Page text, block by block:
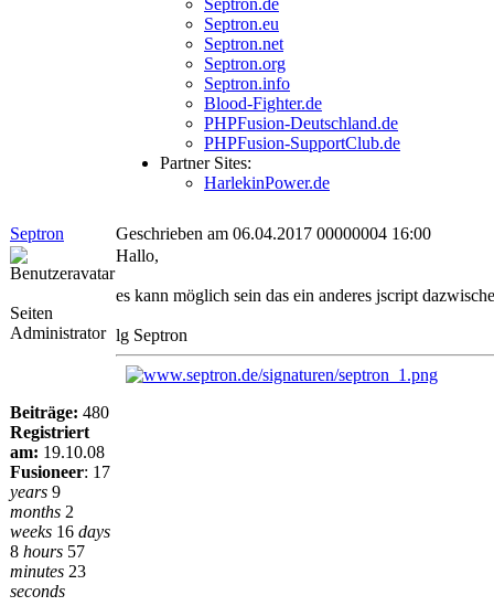
Septron.de
Septron.eu
Septron.net
Septron.org
Septron.info
Blood-Fighter.de
PHPFusion-Deutschland.de
PHPFusion-SupportClub.de
Partner Sites:
HarlekinPower.de
Septron Geschrieben am 06.04.2017 00000004 16:00
Seiten
Administrator
Beiträge: 480
Registriert
am: 19.10.08
Fusioneer: 17
years 9
months 2
weeks 16 days
8 hours 57
minutes 23
seconds
Hallo,
es kann möglich sein das ein anderes jscript
lg Septron